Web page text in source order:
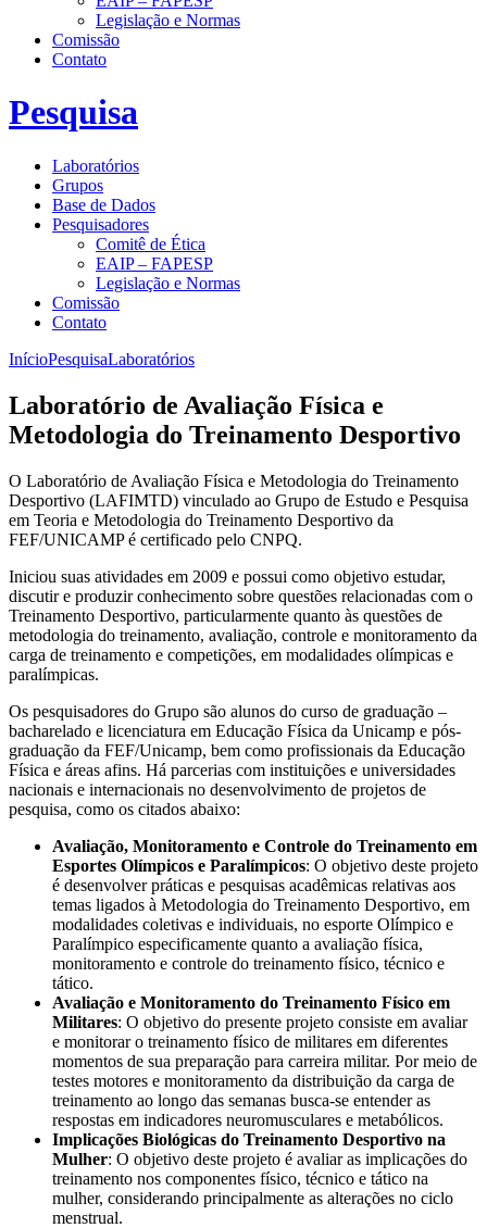
Legislação e Normas
Comissão
Contato
Pesquisa
Laboratórios
Grupos
Base de Dados
Pesquisadores
Comitê de Ética
EAIP – FAPESP
Legislação e Normas
Comissão
Contato
InícioPesquisaLaboratórios
Laboratório de Avaliação Física e
Metodologia do Treinamento Desportivo
O Laboratório de Avaliação Física e Metodologia do Treinamento
Desportivo (LAFIMTD) vinculado ao Grupo de Estudo e Pesquisa
em Teoria e Metodologia do Treinamento Desportivo da
FEF/UNICAMP é certificado pelo CNPQ.
Iniciou suas atividades em 2009 e possui como objetivo estudar,
discutir e produzir conhecimento sobre questões relacionadas com o
Treinamento Desportivo, particularmente quanto às questões de
metodologia do treinamento, avaliação, controle e monitoramento da
carga de treinamento e competições, em modalidades olímpicas e
paralímpicas.
Os pesquisadores do Grupo são alunos do curso de graduação –
bacharelado e licenciatura em Educação Física da Unicamp e pós-
graduação da FEF/Unicamp, bem como profissionais da Educação
Física e áreas afins. Há parcerias com instituições e universidades
nacionais e internacionais no desenvolvimento de projetos de
pesquisa, como os citados abaixo:
Avaliação, Monitoramento e Controle do Treinamento em
Esportes Olímpicos e Paralímpicos: O objetivo deste projeto
é desenvolver práticas e pesquisas acadêmicas relativas aos
temas ligados à Metodologia do Treinamento Desportivo, em
modalidades coletivas e individuais, no esporte Olímpico e
Paralímpico especificamente quanto a avaliação física,
monitoramento e controle do treinamento físico, técnico e
tático.
Avaliação e Monitoramento do Treinamento Físico em
Militares: O objetivo do presente projeto consiste em avaliar
e monitorar o treinamento físico de militares em diferentes
momentos de sua preparação para carreira militar. Por meio de
testes motores e monitoramento da distribuição da carga de
treinamento ao longo das semanas busca-se entender as
respostas em indicadores neuromusculares e metabólicos.
Implicações Biológicas do Treinamento Desportivo na
Mulher: O objetivo deste projeto é avaliar as implicações do
treinamento nos componentes físico, técnico e tático na
mulher, considerando principalmente as alterações no ciclo
menstrual.